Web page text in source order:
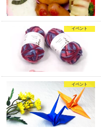
イベント
イベント